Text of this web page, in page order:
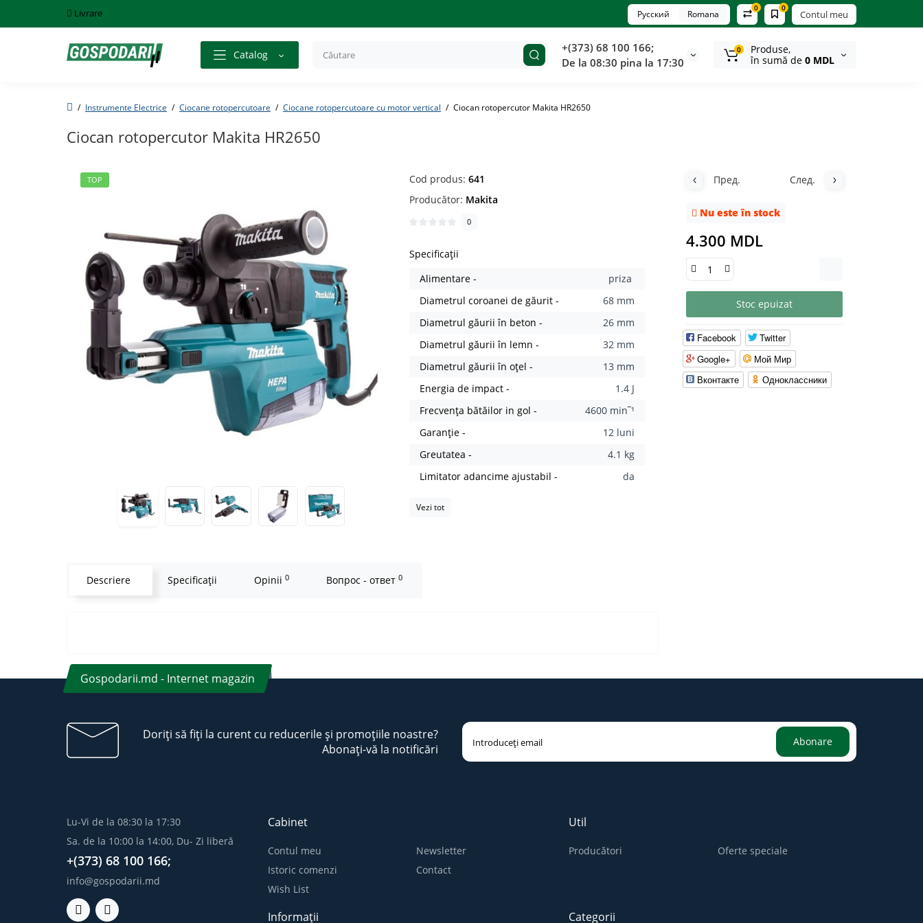
Livrare Contul meu
0
0
Русский Romana
Catalog
+(373) 68 100 166;
De la 08:30 pina la 17:30
0
Produse,
în sumă de 0 MDL
Instrumente Electrice Ciocane rotopercutoare Ciocane rotopercutoare cu motor vertical Ciocan rotopercutor Makita HR2650
Ciocan rotopercutor Makita HR2650
TOP Cod produs:641
Producător: Makita
0
Specificații
Alimentare -
priza
Diametrul coroanei de găurit -
68 mm
Diametrul găurii în beton -
26 mm
Diametrul găurii în lemn -
32 mm
Diametrul găurii în oțel -
13 mm
Energia de impact -
1.4 J
Frecvența bătăilor in gol -
4600 min‾¹
Garanție -
12 luni
Greutatea -
4.1 kg
Limitator adancime ajustabil -
da
Vezi tot
Пред. След.
Nu este în stock
4.300 MDL
Stoc epuizat
Facebook
Twitter
Google+
Мой Мир
Вконтакте
Одноклассники
Descriere Specificaţii Opinii 0 Вопрос - ответ 0
Gospodarii.md - Internet magazin
Doriți să fiți la curent cu reducerile și promoțiile noastre?
Abonați-vă la notificări
Abonare
Lu-Vi de la 08:30 la 17:30
Sa. de la 10:00 la 14:00, Du- Zi liberă
+(373) 68 100 166;
info@gospodarii.md
Cabinet
Contul meu
Istoric comenzi
Wish List
Newsletter
Contact
Util
Producători Oferte speciale
Informații Categorii